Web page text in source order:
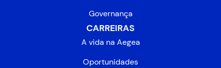
Governança
CARREIRAS
A vida na Aegea
Oportunidades